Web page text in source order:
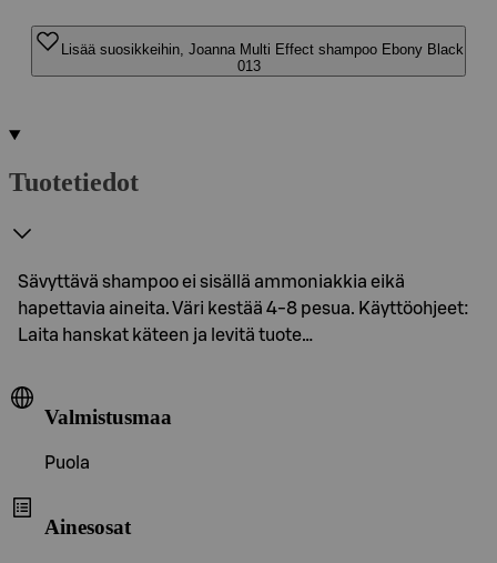
Lisää suosikkeihin, Joanna Multi Effect shampoo Ebony Black
013
Tuotetiedot
Sävyttävä shampoo ei sisällä ammoniakkia eikä
hapettavia aineita. Väri kestää 4-8 pesua. Käyttöohjeet:
Laita hanskat käteen ja levitä tuote…
Valmistusmaa
Puola
Ainesosat